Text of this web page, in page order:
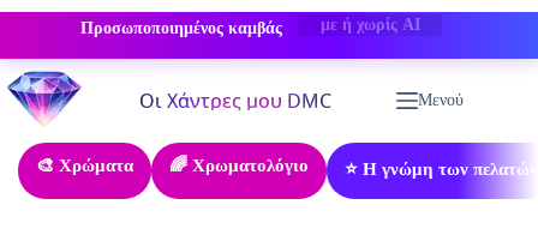
Προσωποποιημένος καμβάς -50% ΕΚΠΤΩΣΗ
Μετάβαση
στο
περιεχόμενο
Μενού
🎨 Χρώματα 🌈 Χρωματολόγιο ⭐ Η γνώμη των πελατών